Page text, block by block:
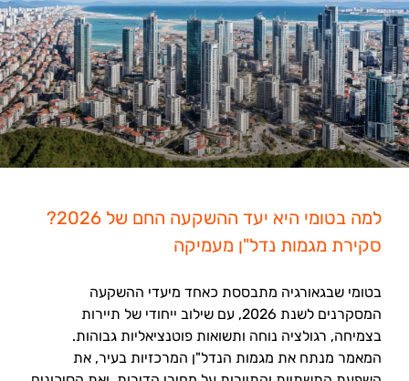
למה בטומי היא יעד ההשקעה החם של 2026?
סקירת מגמות נדל"ן מעמיקה
בטומי שבגאורגיה מתבססת כאחד מיעדי ההשקעה
המסקרנים לשנת 2026, עם שילוב ייחודי של תיירות
בצמיחה, רגולציה נוחה ותשואות פוטנציאליות גבוהות.
המאמר מנתח את מגמות הנדל"ן המרכזיות בעיר, את